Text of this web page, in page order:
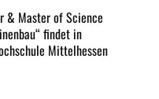
& Master of Science
findet in
Mittelhessen